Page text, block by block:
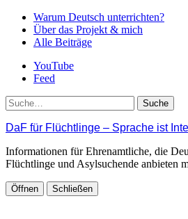
Warum Deutsch unterrichten?
Über das Projekt & mich
Alle Beiträge
YouTube
Feed
Suche
DaF für Flüchtlinge – Sprache ist
Informationen für Ehrenamtliche, die
Flüchtlinge und Asylsuchende anbieten
Öffnen Schließen